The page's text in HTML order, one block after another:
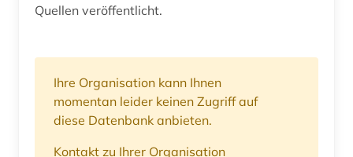
Quellen veröffentlicht.
Ihre Organisation kann Ihnen
momentan leider keinen Zugriff auf
diese Datenbank anbieten.
Kontakt zu Ihrer Organisation